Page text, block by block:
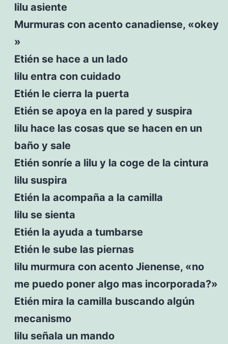
lilu asiente
Murmuras con acento canadiense, «okey
»
Etién se hace a un lado
lilu entra con cuidado
Etién le cierra la puerta
Etién se apoya en la pared y suspira
lilu hace las cosas que se hacen en un
baño y sale
Etién sonríe a lilu y la coge de la cintura
lilu suspira
Etién la acompaña a la camilla
lilu se sienta
Etién la ayuda a tumbarse
Etién le sube las piernas
lilu murmura con acento Jienense, «no
me puedo poner algo mas incorporada?»
Etién mira la camilla buscando algún
mecanismo
lilu señala un mando